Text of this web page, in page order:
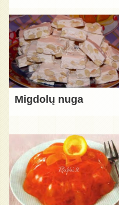
Migdolų nuga